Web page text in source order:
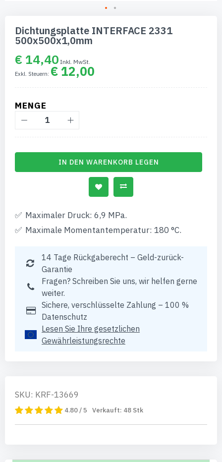
Anfang
Bildgalerie
Dichtungsplatte INTERFACE 2331
500x500x1,0mm
€ 14,40
€ 12,00
MENGE
IN DEN WARENKORB LEGEN
Maximaler Druck: 6,9 MPa.
Maximale Momentantemperatur: 180 °C.
14 Tage Rückgaberecht – Geld-zurück-
Garantie
Fragen? Schreiben Sie uns, wir helfen gerne
weiter.
Sichere, verschlüsselte Zahlung – 100 %
Datenschutz
Lesen Sie Ihre gesetzlichen
Gewährleistungsrechte
SKU: KRF-13669
4.80 / 5 Verkauft: 48 Stk